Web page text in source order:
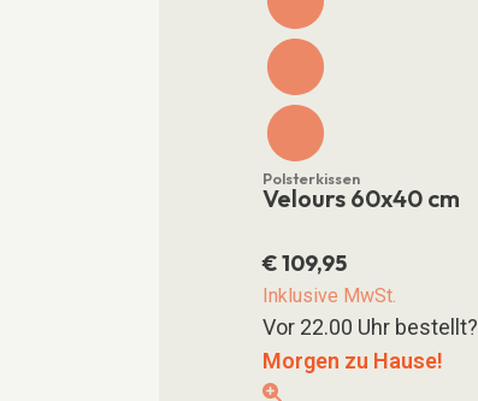
Polsterkissen
Velours 60x40 cm
€109,95
Inklusive MwSt.
Vor 22.00 Uhr bestellt?
Morgen zu Hause!